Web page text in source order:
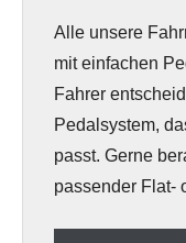
Alle unsere
mit einfachen
Fahrer
Pedalsystem,
passt. Gerne
passender Flat-